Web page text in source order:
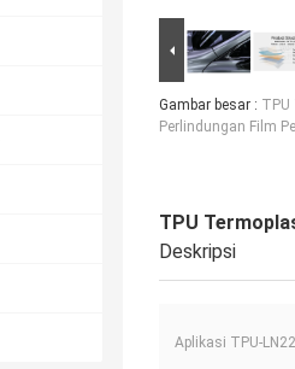
Gambar besar : TPU
Perlindungan Film
TPU
Deskripsi
Aplikasi TPU-